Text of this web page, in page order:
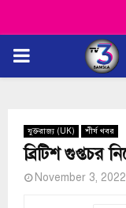
PRIMARY
যুক্তরাজ্য (UK) শীর্ষ খবর
ব্রিটিশ গুপ্তচর
November 3, 2022